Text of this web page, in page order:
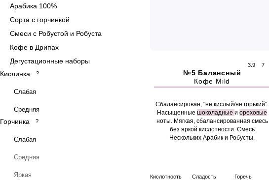
3.9 7
№5 Балансный
Кофе Mild
Сбалансирован, "не кислый/не горький".
Насыщенные шоколадные и ореховые
ноты. Мягкая, сбалансированная смесь
без яркой кислотности. Смесь
Нескольких Арабик и Робусты.
Кислотность Сладость Горечь
Арабика 100%
Сорта с горчинкой
Смеси с Робустой и Робуста
Кофе в Дрипах
Дегустационные наборы
Кислинка
?
Слабая
Средняя
Горчинка ?
Слабая
Средняя
Яркая